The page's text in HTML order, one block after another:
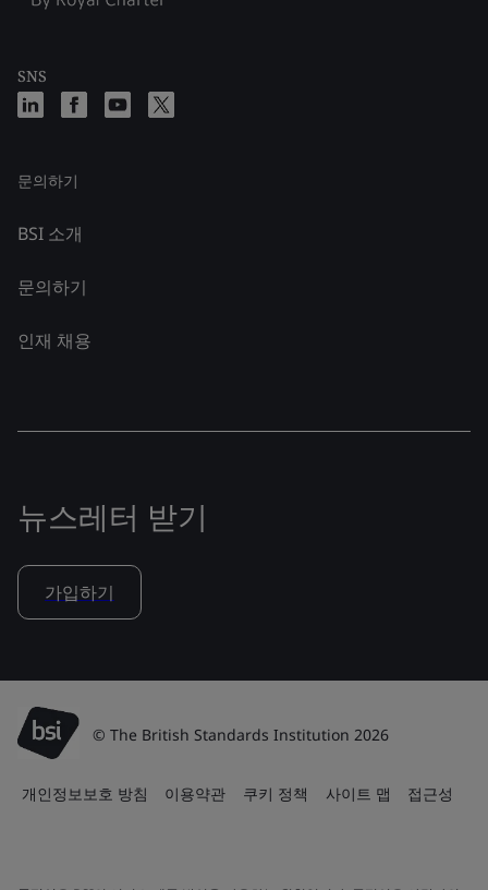
SNS
문의하기
BSI 소개
문의하기
인재 채용
뉴스레터 받기
가입하기
© The British Standards Institution 2026
개인정보보호 방침 이용약관 쿠키 정책 사이트 맵 접근성